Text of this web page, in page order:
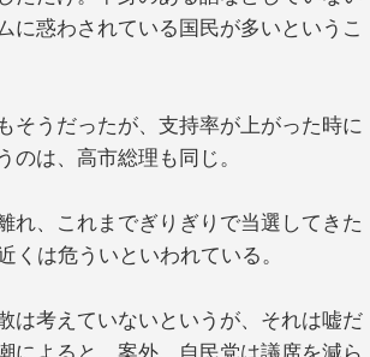
に惑わされている国民が多いというこ
そうだったが、支持率が上がった時に
のは、高市総理も同じ。
れ、これまでぎりぎりで当選してきた
くは危ういといわれている。
は考えていないというが、それは嘘だ